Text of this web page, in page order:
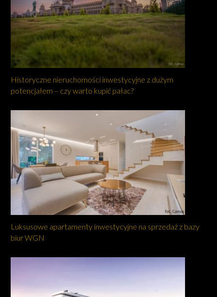
Historyczne nieruchomości inwestycyjne z dużym
potencjałem – czy warto kupić pałac?
Luksusowe apartamenty inwestycyjne na sprzedaż z bazy
biur WGN